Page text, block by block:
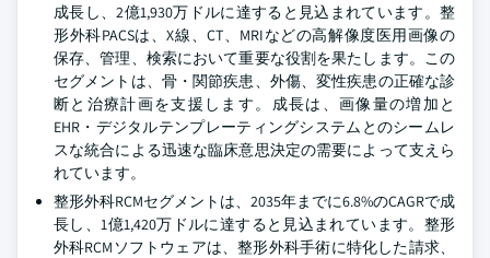
成長し、2億1,930万ドルに達すると見込まれています。整
形外科PACSは、X線、CT、MRIなどの高解像度医用画像の
保存、管理、検索において重要な役割を果たします。この
セグメントは、骨・関節疾患、外傷、変性疾患の正確な診
断と治療計画を支援します。成長は、画像量の増加と
EHR・デジタルテンプレーティングシステムとのシームレ
スな統合による迅速な臨床意思決定の需要によって支えら
れています。
整形外科RCMセグメントは、2035年までに6.8%のCAGRで成
長し、1億1,420万ドルに達すると見込まれています。整形
外科RCMソフトウェアは、整形外科手術に特化した請求、